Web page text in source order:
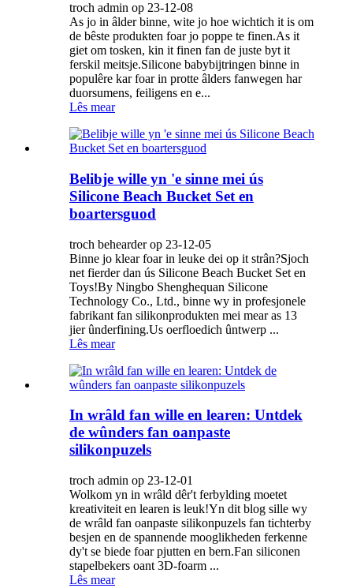
troch admin op 23-12-08
As jo ​​​​in âlder binne, wite jo hoe wichtich it is om
de bêste produkten foar jo poppe te finen.As it
giet om tosken, kin it finen fan de juste byt it
ferskil meitsje.Silicone babybijtringen binne in
populêre kar foar in protte âlders fanwegen har
duorsumens, feiligens en e...
Lês mear
Belibje wille yn 'e sinne mei ús
Silicone Beach Bucket Set en
boartersguod
troch behearder op 23-12-05
Binne jo klear foar in leuke dei op it strân?Sjoch
net fierder dan ús Silicone Beach Bucket Set en
Toys!By Ningbo Shenghequan Silicone
Technology Co., Ltd., binne wy ​​in profesjonele
fabrikant fan silikonprodukten mei mear as 13
jier ûnderfining.Us oerfloedich ûntwerp ...
Lês mear
In wrâld fan wille en learen: Untdek
de wûnders fan oanpaste
silikonpuzels
troch admin op 23-12-01
Wolkom yn in wrâld dêr't ferbylding moetet
kreativiteit en learen is leuk!Yn dit blog sille wy
de wrâld fan oanpaste silikonpuzels fan tichterby
besjen en de spannende mooglikheden ferkenne
dy't se biede foar pjutten en bern.Fan siliconen
stapelbekers oant 3D-foarm ...
Lês mear